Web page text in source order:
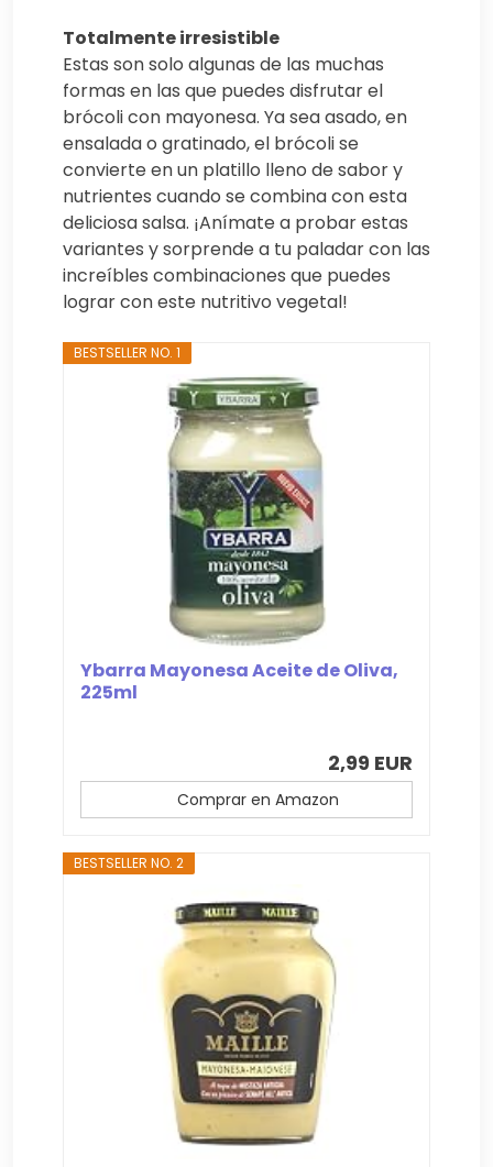
Totalmente irresistible
Estas son solo algunas de las muchas
formas en las que puedes disfrutar el
brócoli con mayonesa. Ya sea asado, en
ensalada o gratinado, el brócoli se
convierte en un platillo lleno de sabor y
nutrientes cuando se combina con esta
deliciosa salsa. ¡Anímate a probar estas
variantes y sorprende a tu paladar con las
increíbles combinaciones que puedes
lograr con este nutritivo vegetal!
BESTSELLER NO. 1
Ybarra Mayonesa Aceite de Oliva,
225ml
2,99 EUR
Comprar en Amazon
BESTSELLER NO. 2